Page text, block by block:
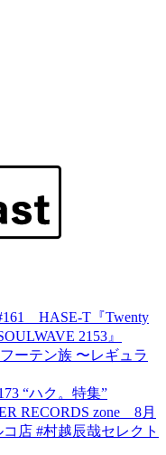
HASE-T『Twenty
2153』
ーテン族 〜レギュラ
“ハク。特集”
RECORDS zone 8月
店 #村越辰哉セレクト